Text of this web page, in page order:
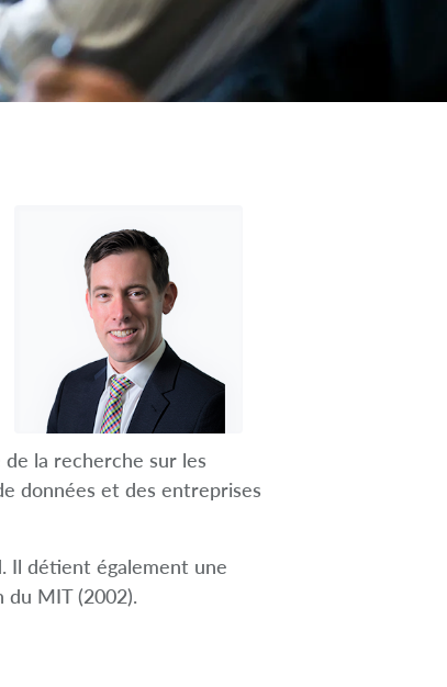
la recherche sur les
données et des entreprises
Il détient également une
MIT (2002).